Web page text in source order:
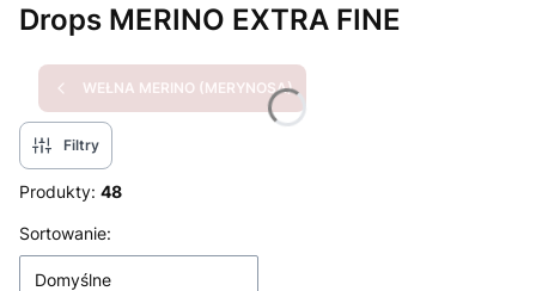
Drops MERINO EXTRA FINE
WEŁNA MERINO (MERYNOSA)
Filtry
Produkty: 48
Lista produktów
Sortowanie:
Domyślne